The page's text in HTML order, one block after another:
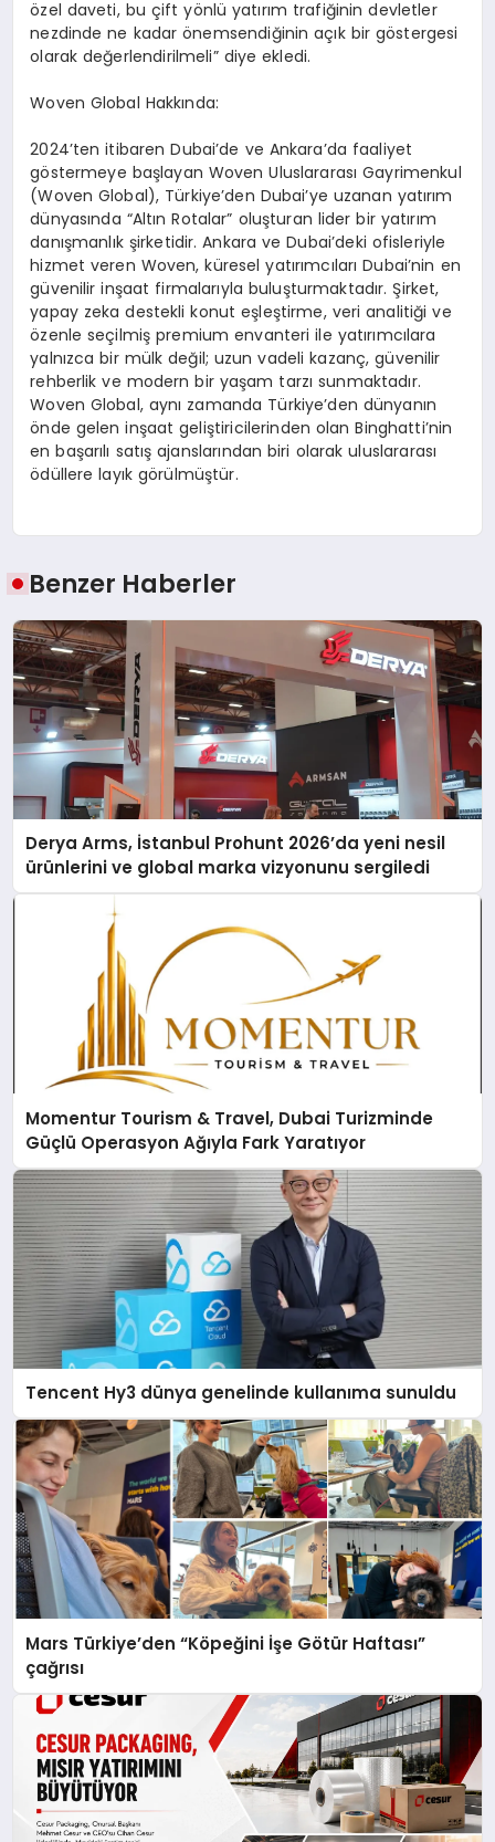
özel daveti, bu çift yönlü yatırım trafiğinin devletler
nezdinde ne kadar önemsendiğinin açık bir göstergesi
olarak değerlendirilmeli” diye ekledi.
Woven Global Hakkında:
2024’ten itibaren Dubai’de ve Ankara’da faaliyet
göstermeye başlayan Woven Uluslararası Gayrimenkul
(Woven Global), Türkiye’den Dubai’ye uzanan yatırım
dünyasında “Altın Rotalar” oluşturan lider bir yatırım
danışmanlık şirketidir. Ankara ve Dubai’deki ofisleriyle
hizmet veren Woven, küresel yatırımcıları Dubai’nin en
güvenilir inşaat firmalarıyla buluşturmaktadır. Şirket,
yapay zeka destekli konut eşleştirme, veri analitiği ve
özenle seçilmiş premium envanteri ile yatırımcılara
yalnızca bir mülk değil; uzun vadeli kazanç, güvenilir
rehberlik ve modern bir yaşam tarzı sunmaktadır.
Woven Global, aynı zamanda Türkiye’den dünyanın
önde gelen inşaat geliştiricilerinden olanBinghatti’nin
en başarılı satış ajanslarından biri olarak uluslararası
ödüllere layık görülmüştür.
Benzer Haberler
Derya Arms, İstanbul Prohunt 2026’da yeni nesil
ürünlerini ve global marka vizyonunu sergiledi
Momentur Tourism & Travel, Dubai Turizminde
Güçlü Operasyon Ağıyla Fark Yaratıyor
Tencent Hy3 dünya genelinde kullanıma sunuldu
Mars Türkiye’den “Köpeğini İşe Götür Haftası”
çağrısı